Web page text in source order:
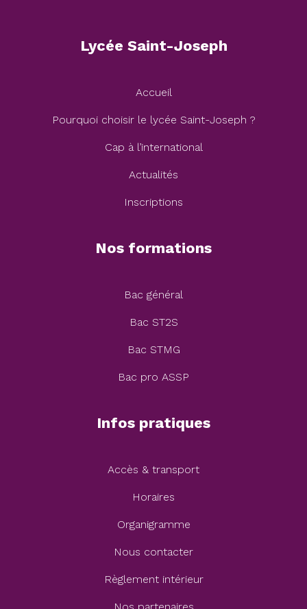
Lycée Saint-Joseph
Accueil
Pourquoi choisir le lycée Saint-Joseph ?
Cap à l’international
Actualités
Inscriptions
Nos formations
Bac général
Bac ST2S
Bac STMG
Bac pro ASSP
Infos pratiques
Accès & transport
Horaires
Organigramme
Nous contacter
Règlement intérieur